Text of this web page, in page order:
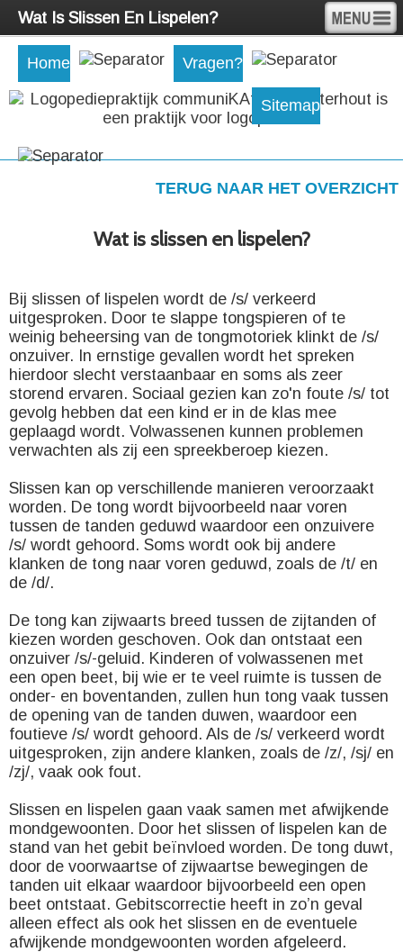
Wat Is Slissen En Lispelen?
Home Vragen?
Sitemap
TERUG NAAR HET OVERZICHT
Wat is slissen en lispelen?
Bij slissen of lispelen wordt de /s/ verkeerd
uitgesproken. Door te slappe tongspieren of te
weinig beheersing van de tongmotoriek klinkt de /s/
onzuiver. In ernstige gevallen wordt het spreken
hierdoor slecht verstaanbaar en soms als zeer
storend ervaren. Sociaal gezien kan zo'n foute /s/ tot
gevolg hebben dat een kind er in de klas mee
geplaagd wordt. Volwassenen kunnen problemen
verwachten als zij een spreekberoep kiezen.
Slissen kan op verschillende manieren veroorzaakt
worden. De tong wordt bijvoorbeeld naar voren
tussen de tanden geduwd waardoor een onzuivere
/s/ wordt gehoord. Soms wordt ook bij andere
klanken de tong naar voren geduwd, zoals de /t/ en
de /d/.
De tong kan zijwaarts breed tussen de zijtanden of
kiezen worden geschoven. Ook dan ontstaat een
onzuiver /s/-geluid. Kinderen of volwassenen met
een open beet, bij wie er te veel ruimte is tussen de
onder- en boventanden, zullen hun tong vaak tussen
de opening van de tanden duwen, waardoor een
foutieve /s/ wordt gehoord. Als de /s/ verkeerd wordt
uitgesproken, zijn andere klanken, zoals de /z/, /sj/ en
/zj/, vaak ook fout.
Slissen en lispelen gaan vaak samen met afwijkende
mondgewoonten. Door het slissen of lispelen kan de
stand van het gebit beïnvloed worden. De tong duwt,
door de voorwaartse of zijwaartse bewegingen de
tanden uit elkaar waardoor bijvoorbeeld een open
beet ontstaat. Gebitscorrectie heeft in zo’n geval
alleen effect als ook het slissen en de eventuele
afwijkende mondgewoonten worden afgeleerd.